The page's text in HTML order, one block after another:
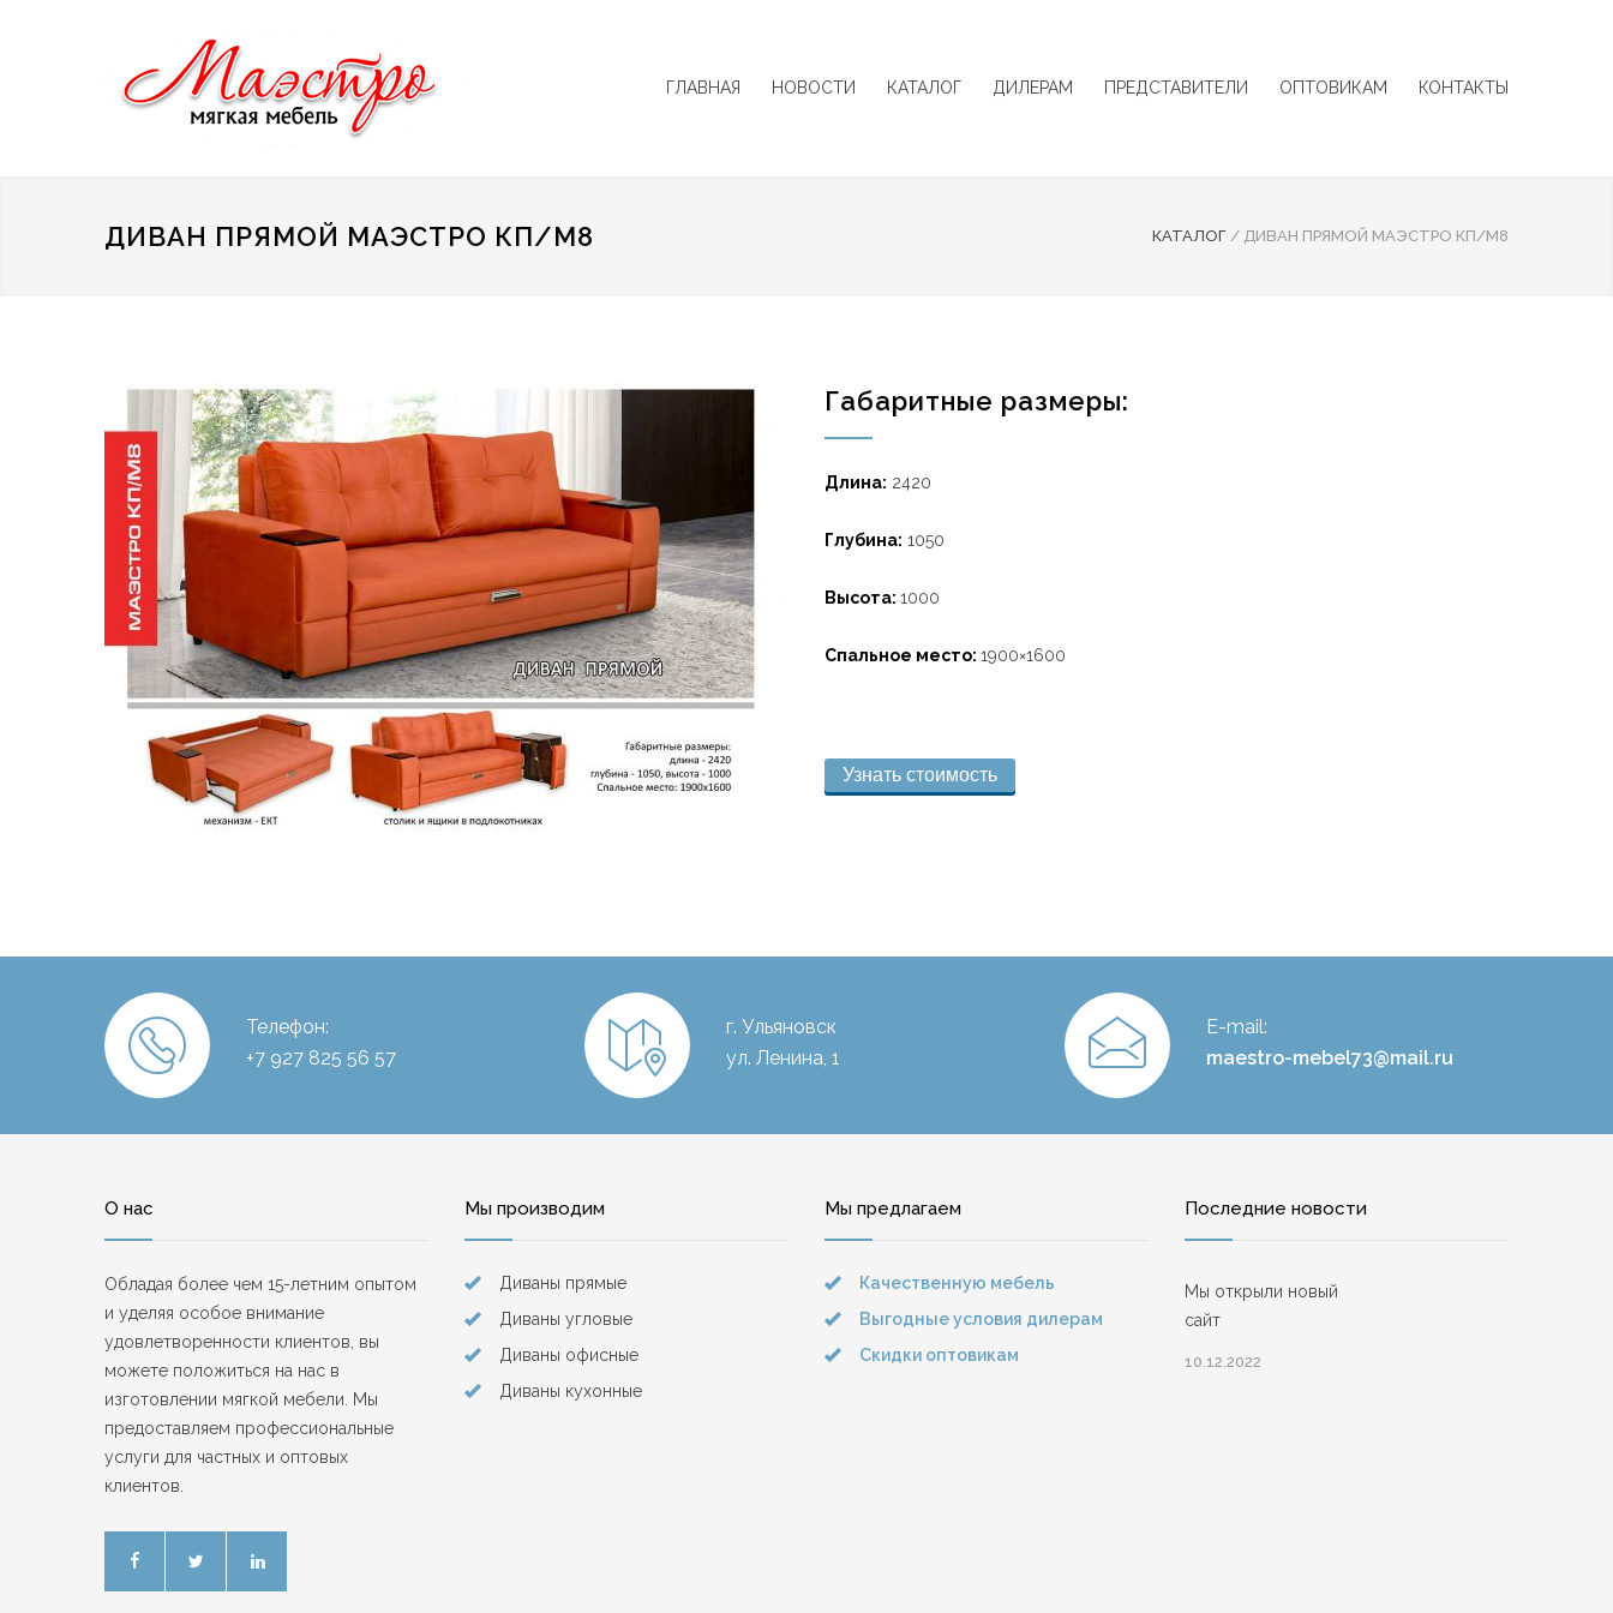
ГЛАВНАЯ НОВОСТИ КАТАЛОГ ДИЛЕРАМ ПРЕДСТАВИТЕЛИ ОПТОВИКАМ КОНТАКТЫ
ДИВАН ПРЯМОЙ МАЭСТРО КП/М8 КАТАЛОГ / ДИВАН ПРЯМОЙ МАЭСТРО КП/М8
Габаритные размеры:
Длина: 2420
Глубина: 1050
Высота: 1000
Спальное место: 1900×1600
Узнать стоимость
Телефон:
+7 927 825 56 57
г. Ульяновск
ул. Ленина, 1
E-mail:
maestro-mebel73@mail.ru
О нас
Обладая более чем 15-летним опытом
и уделяя особое внимание
удовлетворенности клиентов, вы
можете положиться на нас в
изготовлении мягкой мебели. Мы
предоставляем профессиональные
услуги для частных и оптовых
клиентов.
Мы производим
Диваны прямые
Диваны угловые
Диваны офисные
Диваны кухонные
Мы предлагаем
Качественную мебель
Выгодные условия дилерам
Скидки оптовикам
Последние новости
Мы открыли новый
сайт
10.12.2022